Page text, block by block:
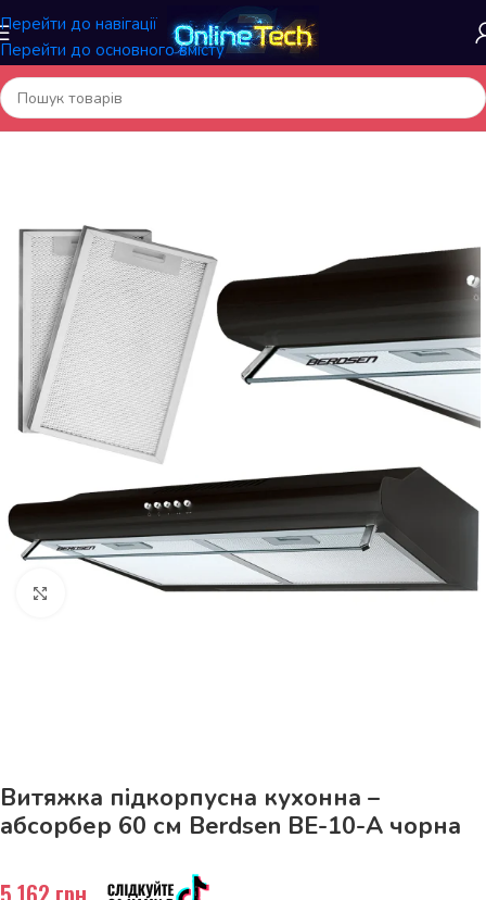
Перейти до навігації
Перейти до основного вмісту
Головна/Побутова техніка/Техніка для кухні/Кухонні витяжки
Натисніть, щоб збільшити
Витяжка підкорпусна кухонна –
абсорбер 60 см Berdsen BE-10-A чорна